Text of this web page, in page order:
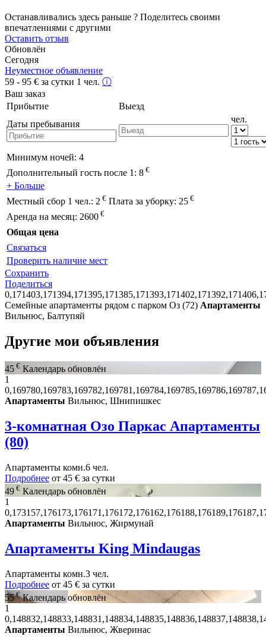
Останавливались здесь раньше ? Поделитесь своими
впечатлениями с другими
Оставить отзыв
Обновлён
Сегодня
Неуместное объявление
59 - 95 € за сутки 1 чел. ⓘ
Ваш заказ
Прибытие
Выезд
Даты пребывания
чел.
Минимум ночей: 4
Дополнительный гость после 1: 8 €
+ Больше
Местный сбор 1 чел.: 2 € Плата за уборку: 25 €
Аренда на месяц: 2600 €
Общая цена
Связаться
Проверить наличие мест
Сохранить
Поделиться
Семейные апартаменты рядом с парком Оз (72) Апартаменты
Вильнюс, Балтупяй
Другие мои объявления
45 € Календарь обновлён
1
Апартаменты Вильнюс, Шнипишкес
3-комнатная Озо Паркас Апартаменты
(80)
Апартаменты комн.6 чел.
Подробнее от 45 € за сутки
49 € Календарь обновлён
1
Апартаменты Вильнюс, Жирмунай
Апартаменты King Mindaugas
Апартаменты комн.3 чел.
Подробнее от 45 € за сутки
55€ Календарь обновлён
1
Апартаменты Вильнюс, Жверинас